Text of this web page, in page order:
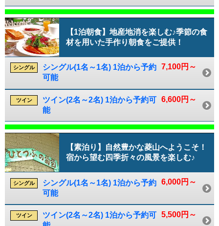
【1泊朝食】地産地消を楽しむ♪季節の食
材を用いた手作り朝食をご提供！
7,100円～
シングル
シングル(1名～1名) 1泊から予約
可能
6,600円～
ツイン
ツイン(2名～2名) 1泊から予約可
能
【素泊り】自然豊かな菱山へようこそ！
宿から望む四季折々の風景を楽しむ♪
6,000円～
シングル
シングル(1名～1名) 1泊から予約
可能
5,500円～
ツイン
ツイン(2名～2名) 1泊から予約可